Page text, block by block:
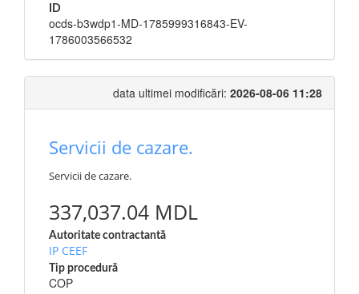
ID
ocds-b3wdp1-MD-1785999316843-EV-
1786003566532
data ultimei modificări: 2026-08-06 11:28
Servicii de cazare.
Servicii de cazare.
337,037.04 MDL
Autoritate contractantă
IP CEEF
Tip procedură
COP